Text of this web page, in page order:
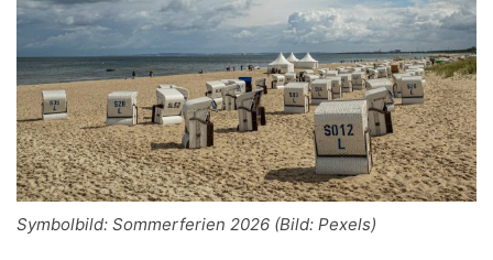
Symbolbild: Sommerferien 2026 (Bild: Pexels)